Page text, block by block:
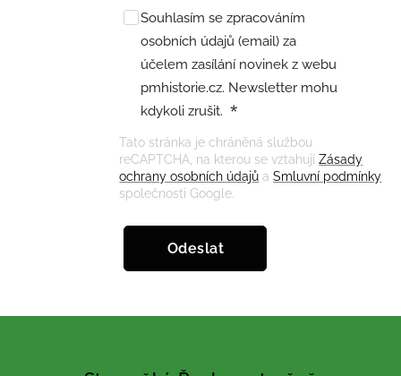
Souhlasím se zpracováním
osobních údajů (email) za
účelem zasílání novinek z webu
pmhistorie.cz. Newsletter mohu
kdykoli zrušit.
Tato stránka je chráněná službou
reCAPTCHA, na kterou se vztahujíZásady
ochrany osobních údajů aSmluvní podmínky
společnosti Google.
Odeslat